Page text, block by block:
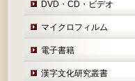
DVD・CD・ビデオ
マイクロフィルム
電子書籍
漢字文化研究叢書